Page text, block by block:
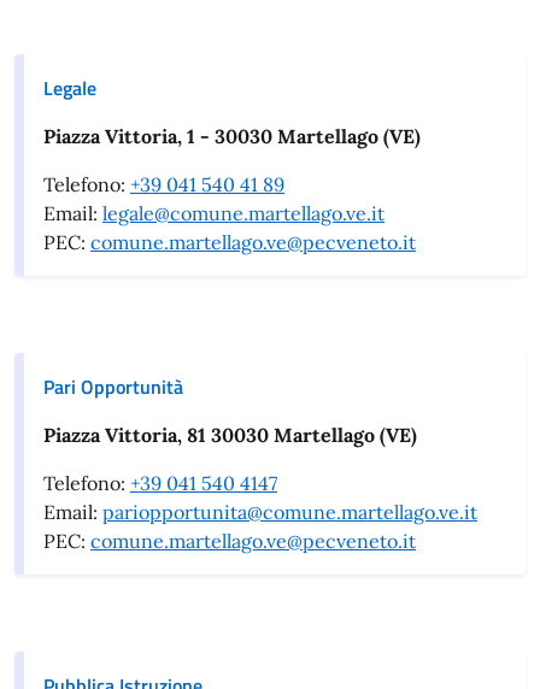
Legale
Piazza Vittoria, 1 - 30030 Martellago (VE)
Telefono: +39 041 540 41 89
Email: legale@comune.martellago.ve.it
PEC: comune.martellago.ve@pecveneto.it
Pari Opportunità
Piazza Vittoria, 81 30030 Martellago (VE)
Telefono: +39 041 540 4147
Email: pariopportunita@comune.martellago.ve.it
PEC: comune.martellago.ve@pecveneto.it